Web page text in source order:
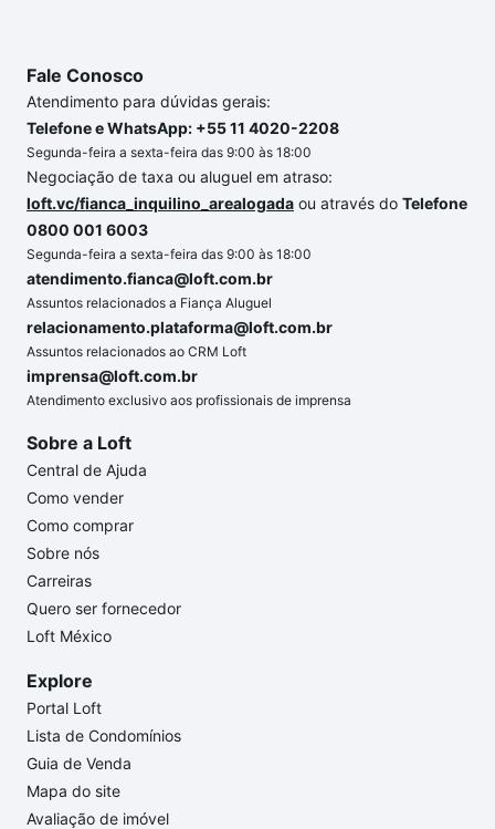
Fale Conosco
Atendimento para dúvidas gerais:
Telefone e WhatsApp: +55 11 4020-2208
Segunda-feira a sexta-feira das 9:00 às 18:00
Negociação de taxa ou aluguel em atraso:
loft.vc/fianca_inquilino_arealogada ou através do Telefone
0800 001 6003
Segunda-feira a sexta-feira das 9:00 às 18:00
atendimento.fianca@loft.com.br
Assuntos relacionados a Fiança Aluguel
relacionamento.plataforma@loft.com.br
Assuntos relacionados ao CRM Loft
imprensa@loft.com.br
Atendimento exclusivo aos profissionais de imprensa
Sobre a Loft
Central de Ajuda
Como vender
Como comprar
Sobre nós
Carreiras
Quero ser fornecedor
Loft México
Explore
Portal Loft
Lista de Condomínios
Guia de Venda
Mapa do site
Avaliação de imóvel